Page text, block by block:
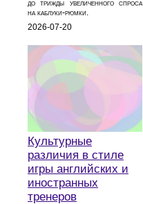
до трижды увеличенного спроса
на каблуки‑рюмки.
2026-07-20
Культурные
различия в стиле
игры английских и
иностранных
тренеров